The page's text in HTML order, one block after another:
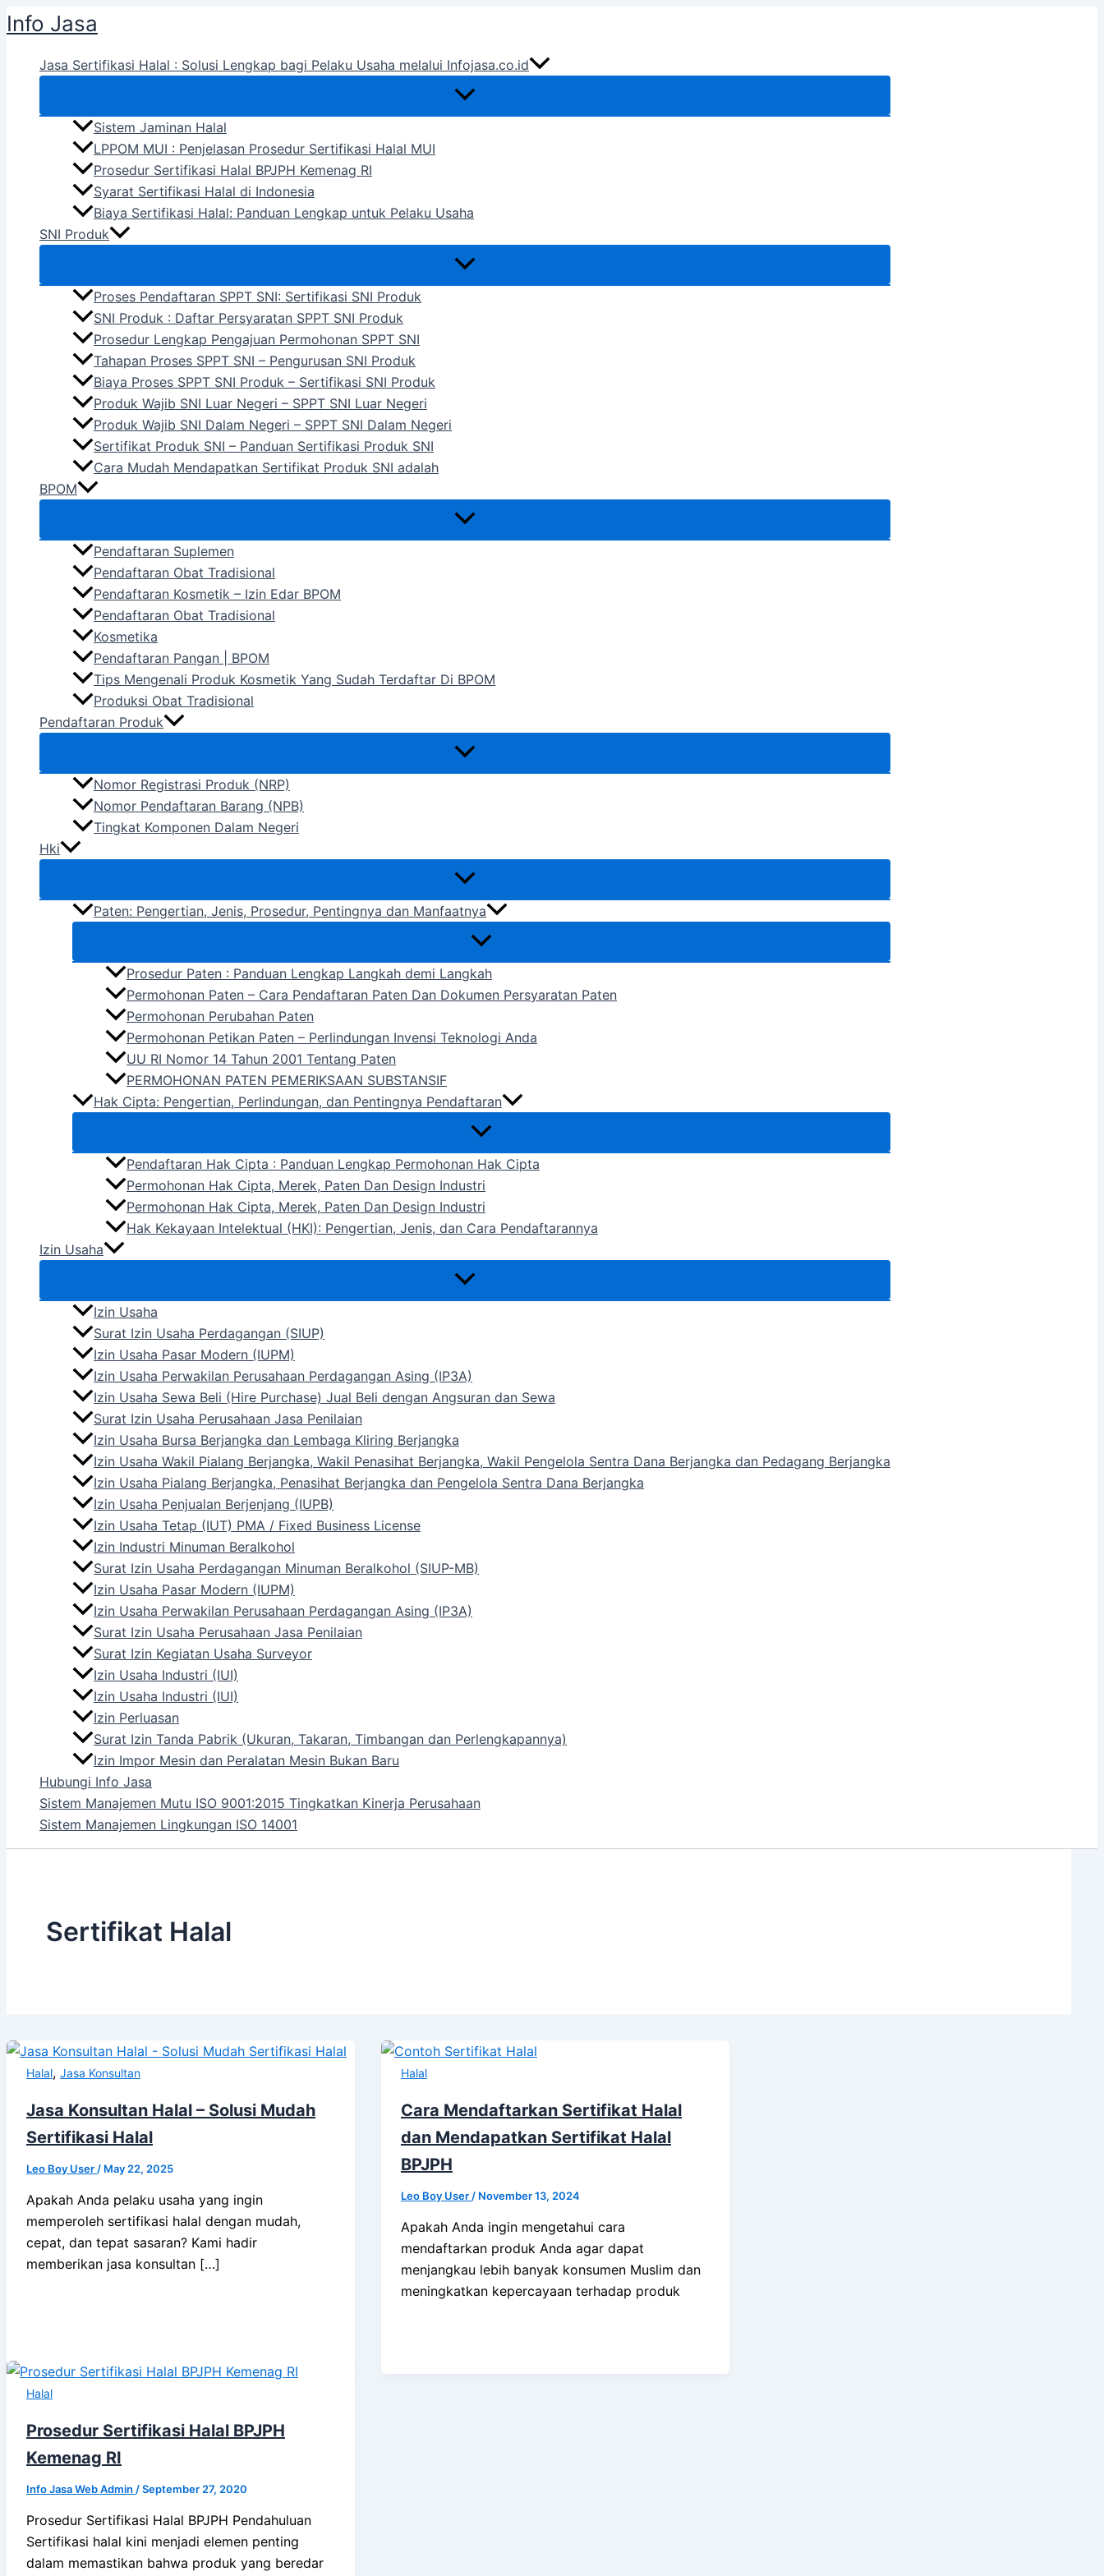
Skip
to
content
Info Jasa
Jasa Sertifikasi Halal : Solusi Lengkap bagi Pelaku Usaha melalui Infojasa.co.id
Sistem Jaminan Halal
LPPOM MUI : Penjelasan Prosedur Sertifikasi Halal MUI
Prosedur Sertifikasi Halal BPJPH Kemenag RI
Syarat Sertifikasi Halal di Indonesia
Biaya Sertifikasi Halal: Panduan Lengkap untuk Pelaku Usaha
SNI Produk
Proses Pendaftaran SPPT SNI: Sertifikasi SNI Produk
SNI Produk : Daftar Persyaratan SPPT SNI Produk
Prosedur Lengkap Pengajuan Permohonan SPPT SNI
Tahapan Proses SPPT SNI – Pengurusan SNI Produk
Biaya Proses SPPT SNI Produk – Sertifikasi SNI Produk
Produk Wajib SNI Luar Negeri – SPPT SNI Luar Negeri
Produk Wajib SNI Dalam Negeri – SPPT SNI Dalam Negeri
Sertifikat Produk SNI – Panduan Sertifikasi Produk SNI
Cara Mudah Mendapatkan Sertifikat Produk SNI adalah
BPOM
Pendaftaran Suplemen
Pendaftaran Obat Tradisional
Pendaftaran Kosmetik – Izin Edar BPOM
Pendaftaran Obat Tradisional
Kosmetika
Pendaftaran Pangan | BPOM
Tips Mengenali Produk Kosmetik Yang Sudah Terdaftar Di BPOM
Produksi Obat Tradisional
Pendaftaran Produk
Nomor Registrasi Produk (NRP)
Nomor Pendaftaran Barang (NPB)
Tingkat Komponen Dalam Negeri
Hki
Paten: Pengertian, Jenis, Prosedur, Pentingnya dan Manfaatnya
Prosedur Paten : Panduan Lengkap Langkah demi Langkah
Permohonan Paten – Cara Pendaftaran Paten Dan Dokumen Persyaratan Paten
Permohonan Perubahan Paten
Permohonan Petikan Paten – Perlindungan Invensi Teknologi Anda
UU RI Nomor 14 Tahun 2001 Tentang Paten
PERMOHONAN PATEN PEMERIKSAAN SUBSTANSIF
Hak Cipta: Pengertian, Perlindungan, dan Pentingnya Pendaftaran
Pendaftaran Hak Cipta : Panduan Lengkap Permohonan Hak Cipta
Permohonan Hak Cipta, Merek, Paten Dan Design Industri
Permohonan Hak Cipta, Merek, Paten Dan Design Industri
Hak Kekayaan Intelektual (HKI): Pengertian, Jenis, dan Cara Pendaftarannya
Izin Usaha
Izin Usaha
Surat Izin Usaha Perdagangan (SIUP)
Izin Usaha Pasar Modern (IUPM)
Izin Usaha Perwakilan Perusahaan Perdagangan Asing (IP3A)
Izin Usaha Sewa Beli (Hire Purchase) Jual Beli dengan Angsuran dan Sewa
Surat Izin Usaha Perusahaan Jasa Penilaian
Izin Usaha Bursa Berjangka dan Lembaga Kliring Berjangka
Izin Usaha Wakil Pialang Berjangka, Wakil Penasihat Berjangka, Wakil Pengelola Sentra Dana Berjangka dan Pedagang Berjangka
Izin Usaha Pialang Berjangka, Penasihat Berjangka dan Pengelola Sentra Dana Berjangka
Izin Usaha Penjualan Berjenjang (IUPB)
Izin Usaha Tetap (IUT) PMA / Fixed Business License
Izin Industri Minuman Beralkohol
Surat Izin Usaha Perdagangan Minuman Beralkohol (SIUP-MB)
Izin Usaha Pasar Modern (IUPM)
Izin Usaha Perwakilan Perusahaan Perdagangan Asing (IP3A)
Surat Izin Usaha Perusahaan Jasa Penilaian
Surat Izin Kegiatan Usaha Surveyor
Izin Usaha Industri (IUI)
Izin Usaha Industri (IUI)
Izin Perluasan
Surat Izin Tanda Pabrik (Ukuran, Takaran, Timbangan dan Perlengkapannya)
Izin Impor Mesin dan Peralatan Mesin Bukan Baru
Hubungi Info Jasa
Sistem Manajemen Mutu ISO 9001:2015 Tingkatkan Kinerja Perusahaan
Sistem Manajemen Lingkungan ISO 14001
Sertifikat Halal
Halal, Jasa Konsultan
Jasa Konsultan Halal – Solusi Mudah
Sertifikasi Halal
Leo Boy User / May 22, 2025
Apakah Anda pelaku usaha yang ingin
memperoleh sertifikasi halal dengan mudah,
cepat, dan tepat sasaran? Kami hadir
memberikan jasa konsultan […]
Halal
Cara Mendaftarkan Sertifikat Halal
dan Mendapatkan Sertifikat Halal
BPJPH
Leo Boy User / November 13, 2024
Apakah Anda ingin mengetahui cara
mendaftarkan produk Anda agar dapat
menjangkau lebih banyak konsumen Muslim dan
meningkatkan kepercayaan terhadap produk
Halal
Prosedur Sertifikasi Halal BPJPH
Kemenag RI
Info Jasa Web Admin /September 27, 2020
Prosedur Sertifikasi Halal BPJPH Pendahuluan
Sertifikasi halal kini menjadi elemen penting
dalam memastikan bahwa produk yang beredar